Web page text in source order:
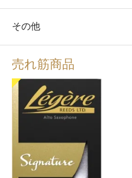
その他
売れ筋商品